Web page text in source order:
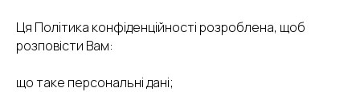
Ця Політика конфіденційності розроблена, щоб
розповісти Вам:
що таке персональні дані;